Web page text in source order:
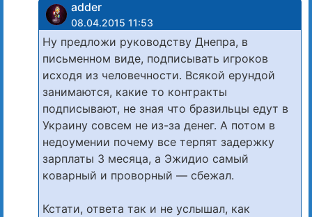
adder
08.04.2015 11:53
Ну предложи руководству Днепра, в
письменном виде, подписывать игроков
исходя из человечности. Всякой ерундой
занимаются, какие то контракты
подписывают, не зная что бразильцы едут в
Украину совсем не из-за денег. А потом в
недоумении почему все терпят задержку
зарплаты 3 месяца, а Эжидио самый
коварный и проворный — сбежал.
Кстати, ответа так и не услышал, как